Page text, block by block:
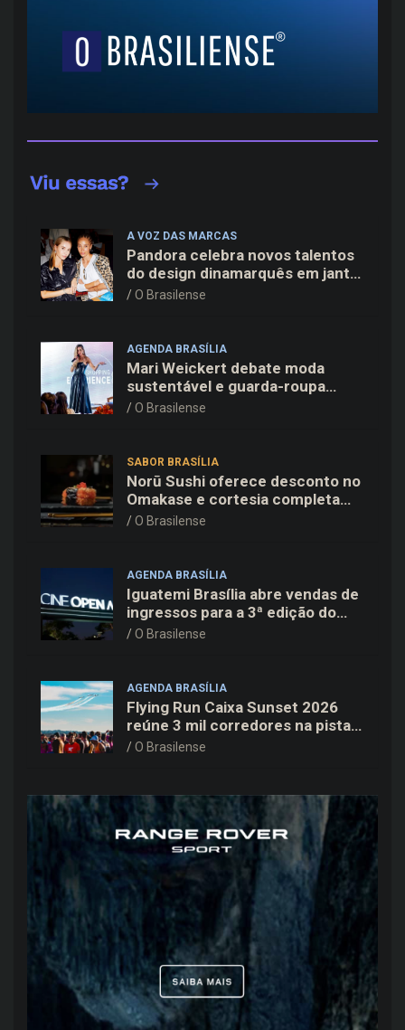
A VOZ DAS MARCAS
Pandora celebra novos talentos
do design dinamarquês em jantar
exclusivo no restaurante Daphne
O Brasilense
AGENDA BRASÍLIA
Mari Weickert debate moda
sustentável e guarda-roupa
inteligente no ParkShopping
O Brasilense
SABOR BRASÍLIA
Norū Sushi oferece desconto no
Omakase e cortesia completa
para os pais neste domingo
O Brasilense
AGENDA BRASÍLIA
Iguatemi Brasília abre vendas de
ingressos para a 3ª edição do
Cine Open Air
O Brasilense
AGENDA BRASÍLIA
Flying Run Caixa Sunset 2026
reúne 3 mil corredores na pista
do Aeroporto de Brasília neste
O Brasilense